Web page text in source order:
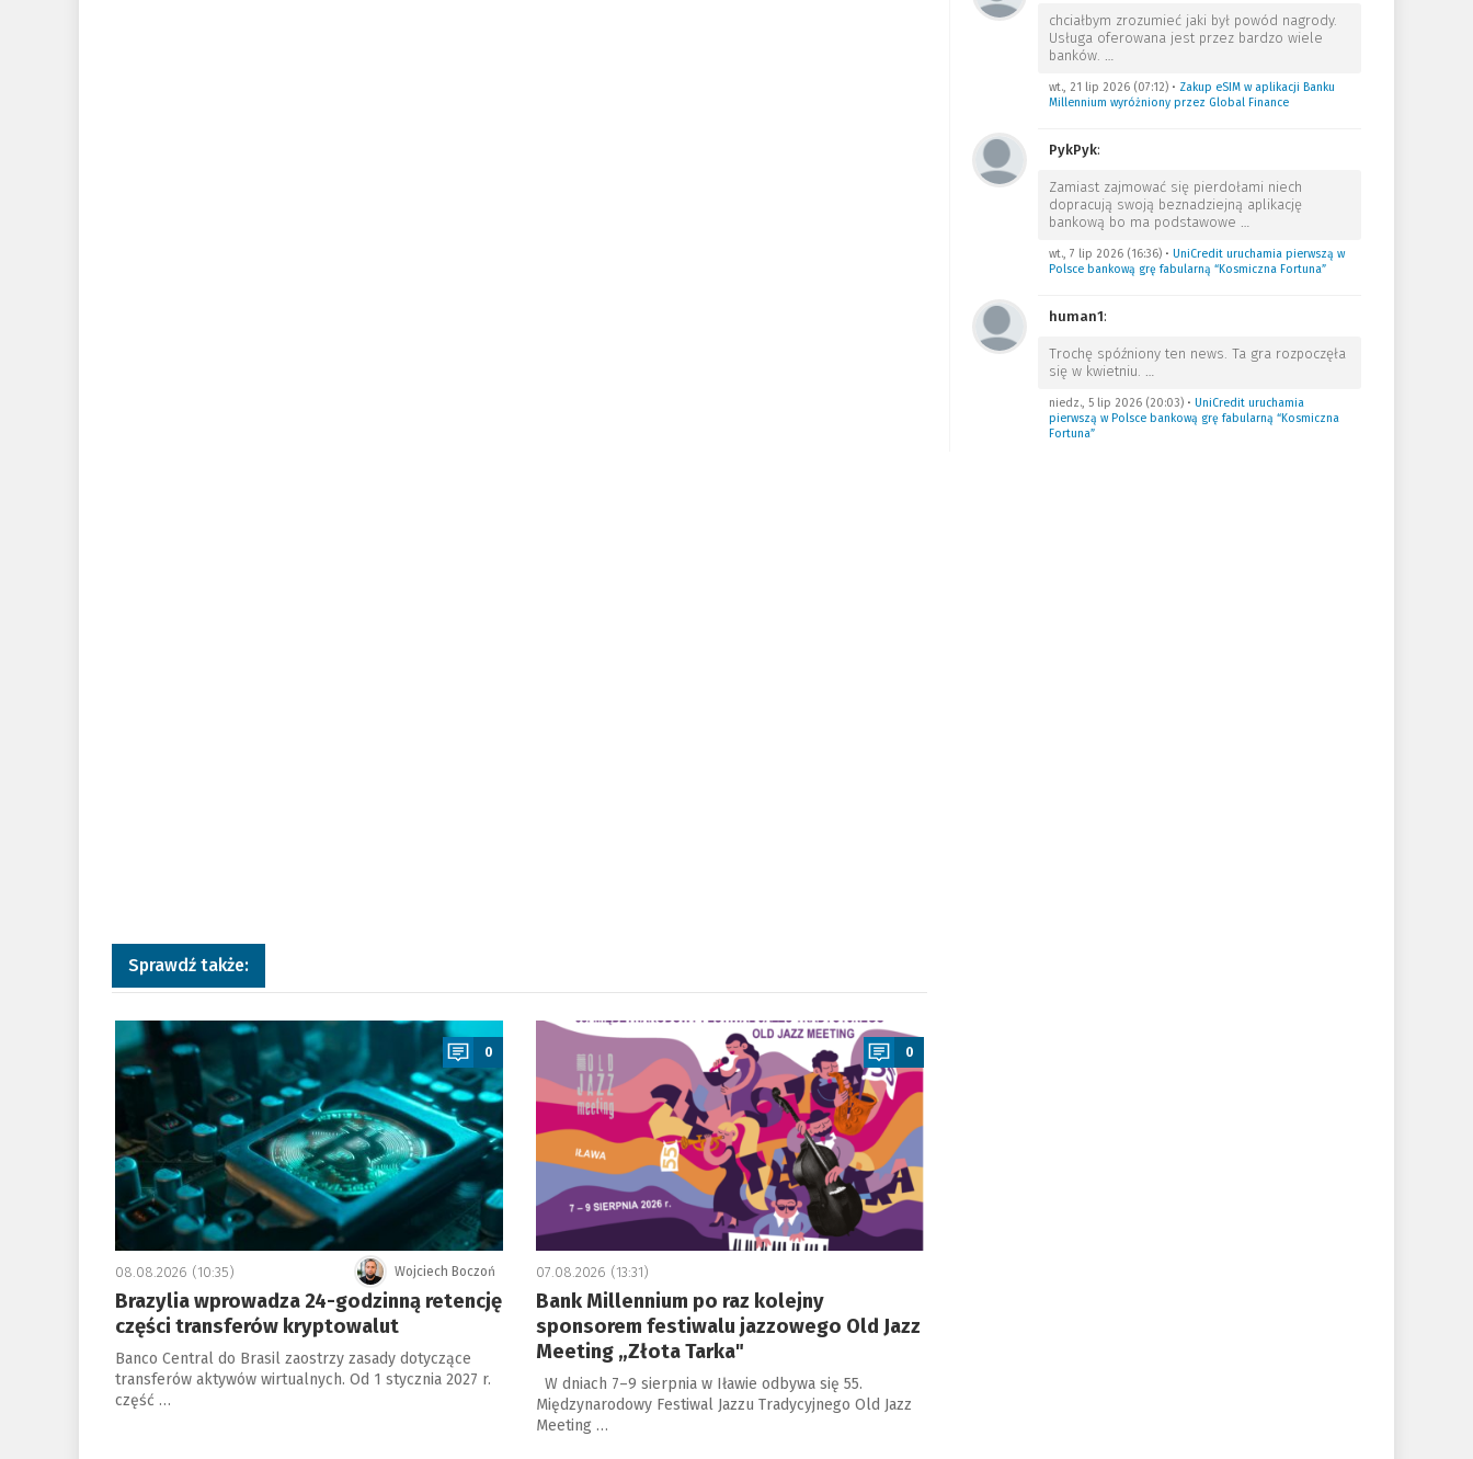
Sprawdź także:
a
0
Wojciech Boczoń
08.08.2026 (10:35)
Brazylia wprowadza 24-godzinną retencję
części transferów kryptowalut
Banco Central do Brasil zaostrzy zasady dotyczące
transferów aktywów wirtualnych. Od 1 stycznia 2027 r.
część …
a
0
07.08.2026 (13:31)
Bank Millennium po raz kolejny
sponsorem festiwalu jazzowego Old Jazz
Meeting „Złota Tarka"
W dniach 7–9 sierpnia w Iławie odbywa się 55.
Międzynarodowy Festiwal Jazzu Tradycyjnego Old Jazz
Meeting …
chciałbym zrozumieć jaki był powód nagrody.
Usługa oferowana jest przez bardzo wiele
banków. …
wt., 21 lip 2026 (07:12)• Zakup eSIM w aplikacji Banku
Millennium wyróżniony przez Global Finance
PykPyk:
Zamiast zajmować się pierdołami niech
dopracują swoją beznadziejną aplikację
bankową bo ma podstawowe …
wt., 7 lip 2026 (16:36)• UniCredit uruchamia pierwszą w
Polsce bankową grę fabularną “Kosmiczna Fortuna”
human1:
Trochę spóźniony ten news. Ta gra rozpoczęła
się w kwietniu. …
niedz., 5 lip 2026 (20:03)• UniCredit uruchamia
pierwszą w Polsce bankową grę fabularną “Kosmiczna
Fortuna”